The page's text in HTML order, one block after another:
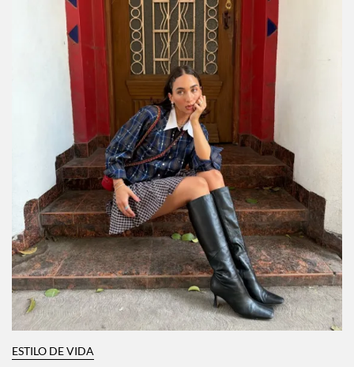
ESTILO DE VIDA